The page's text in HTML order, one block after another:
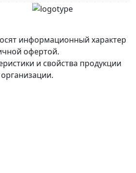
информационный характер
офертой.
и свойства продукции